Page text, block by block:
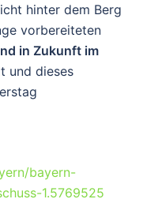
hinter dem Berg
vorbereiteten
in Zukunft im
und dieses
bayern-
1.5769525